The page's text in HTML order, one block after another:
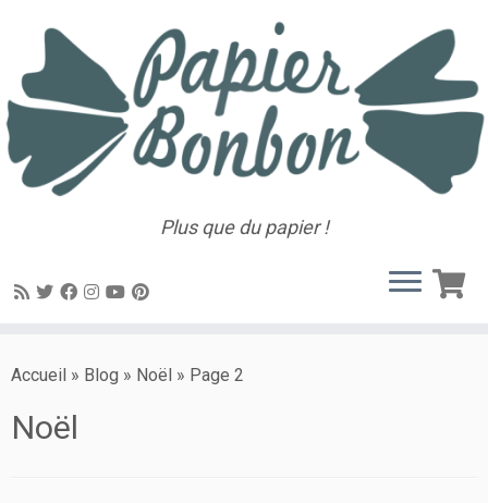
Plus que du papier !
Accueil » Blog » Noël » Page 2
Noël